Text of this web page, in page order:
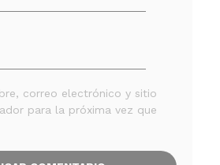
correo electrónico y sitio
para la próxima vez que